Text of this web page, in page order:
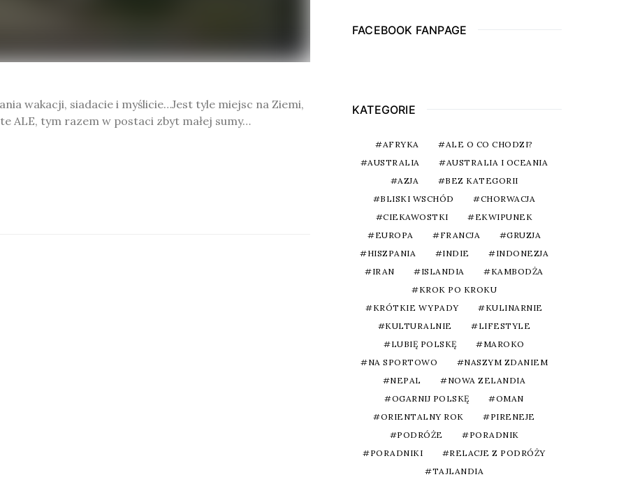
wakacji, siadacie i myślicie…Jest tyle miejsc na Ziemi,
ALE, tym razem w postaci zbyt małej sumy…
FACEBOOK FANPAGE
KATEGORIE
AFRYKA
ALE O CO CHODZI?
AUSTRALIA
AUSTRALIA I OCEANIA
AZJA
BEZ KATEGORII
BLISKI WSCHÓD
CHORWACJA
CIEKAWOSTKI
EKWIPUNEK
EUROPA
FRANCJA
GRUZJA
HISZPANIA
INDIE
INDONEZJA
IRAN
ISLANDIA
KAMBODŻA
KROK PO KROKU
KRÓTKIE WYPADY
KULINARNIE
KULTURALNIE
LIFESTYLE
LUBIĘ POLSKĘ
MAROKO
NA SPORTOWO
NASZYM ZDANIEM
NEPAL
NOWA ZELANDIA
OGARNIJ POLSKĘ
OMAN
ORIENTALNY ROK
PIRENEJE
PODRÓŻE
PORADNIK
PORADNIKI
RELACJE Z PODRÓŻY
TAJLANDIA